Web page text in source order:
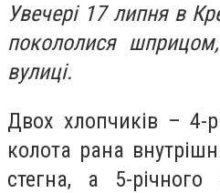
Увечері 17 липня в
покололися
вулиці.
Двох хлопчиків – 4-
колота рана
стегна, а 5-